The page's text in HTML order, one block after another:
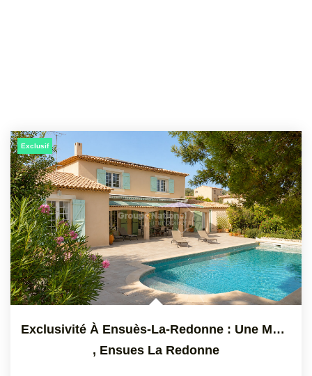
Exclusif
Exclusivité À Ensuès-La-Redonne : Une Maison Où L'on Vit En...
, Ensues La Redonne